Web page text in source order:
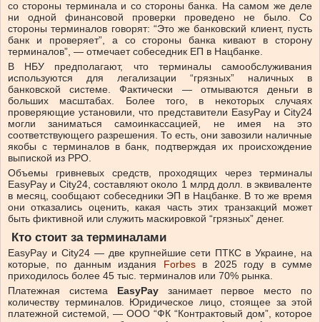
со стороны терминала и со стороны банка. На самом же деле
ни одной финансовой проверки проведено не было. Со
стороны терминалов говорят: “Это же банковский клиент, пусть
банк и проверяет”, а со стороны банка кивают в сторону
терминалов”, — отмечает собеседник ЕП в Нацбанке.
В НБУ предполагают, что терминалы самообслуживания
используются для легализации “грязных” наличных в
банковской системе. Фактически — отмываются деньги в
больших масштабах. Более того, в некоторых случаях
проверяющие установили, что представители EasyPay и City24
могли заниматься самоинкассацией, не имея на это
соответствующего разрешения. То есть, они завозили наличные
якобы с терминалов в банк, подтверждая их происхождение
выпиской из РРО.
Объемы гривневых средств, проходящих через терминалы
EasyPay и City24, составляют около 1 млрд долл. в эквиваленте
в месяц, сообщают собеседники ЭП в Нацбанке. В то же время
они отказались оценить, какая часть этих транзакций может
быть фиктивной или служить маскировкой “грязных” денег.
Кто стоит за терминалами
EasyPay и City24 — две крупнейшие сети ПТКС в Украине, на
которые, по данным издания
Forbes
в 2025 году в сумме
приходилось более 45 тыс. терминалов или 70% рынка.
Платежная система
EasyPay
занимает первое место по
количеству терминалов. Юридическое лицо, стоящее за этой
платежной системой, — ООО “ФК “Контрактовый дом”, которое